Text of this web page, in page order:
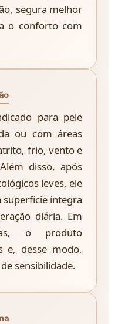
segura melhor
o conforto com
para pele
ou com áreas
frio, vento e
disso, após
leves, ele
superfície íntegra
diária. Em
o produto
e, desse modo,
sensibilidade.